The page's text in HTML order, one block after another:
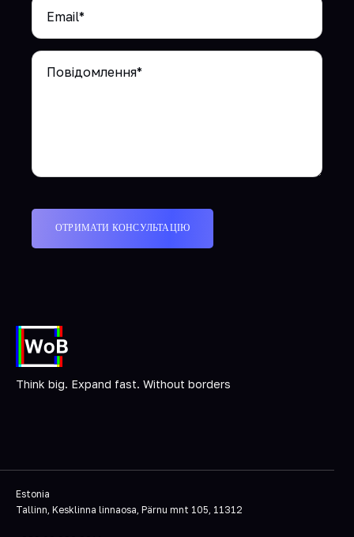
Think big. Expand fast. Without borders
Estonia
Tallinn, Kesklinna linnaosa, Pärnu mnt 105, 11312